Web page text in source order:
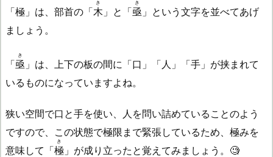
「極」は、部首の「木
き
」と「亟
き
」という文字を並べてあげ
ましょう。
「亟
き
」は、上下の板の間に「口」「人」「手」が挟まれて
いるものになっていますよね。
狭い空間で口と手を使い、人を問い詰めていることのよう
ですので、この状態で極限まで緊張しているため、極みを
意味して「極
き
」が成り立ったと覚えてみましょう。🧐